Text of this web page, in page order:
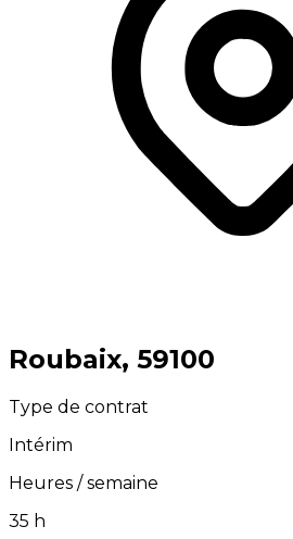
⁨Roubaix⁩, ⁨59100⁩
Type de contrat
Intérim
Heures / semaine
⁨35⁩ h